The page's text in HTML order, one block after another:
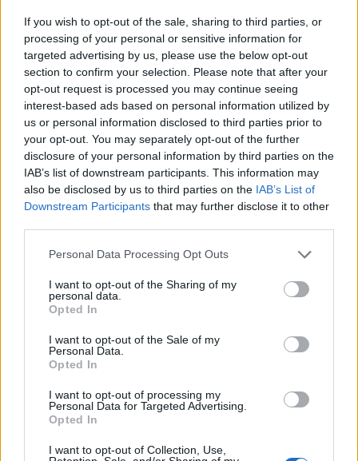
If you wish to opt-out of the sale, sharing to third parties, or
processing of your personal or sensitive information for
targeted advertising by us, please use the below opt-out
section to confirm your selection. Please note that after your
opt-out request is processed you may continue seeing
interest-based ads based on personal information utilized by
us or personal information disclosed to third parties prior to
your opt-out. You may separately opt-out of the further
disclosure of your personal information by third parties on the
IAB’s list of downstream participants. This information may
also be disclosed by us to third parties on the IAB’s List of
Downstream Participants that may further disclose it to other
Please note that this website/app uses one or more Google
not limited to your visit or usage behaviour. You may click to
grant or deny consent to Google and its third-party tags to
use your data for below specified purposes in below Google
consent section.
Personal Data Processing Opt Outs
I want to opt-out of the Sharing of my
personal data.
Opted In
I want to opt-out of the Sale of my
Personal Data.
Opted In
I want to opt-out of processing my
Personal Data for Targeted Advertising.
Opted In
I want to opt-out of Collection, Use,
21/11/2017 - 10:22
Απεργία: Νέα απεργία αύριο Τετάρτη
22/11 παραλύει την Αθήνα
Απεργία: Παραλύει και αύριο Τετάρτη 22/11
η Αθήνα από νέα απεργία
ΕΛΛΑΔΑ
Πανελλαδική κλαδική απεργία στον
τουρισμό - Πορεία και συνθήματα στο
ΣΕΤΕ (ΦΩΤΟ)